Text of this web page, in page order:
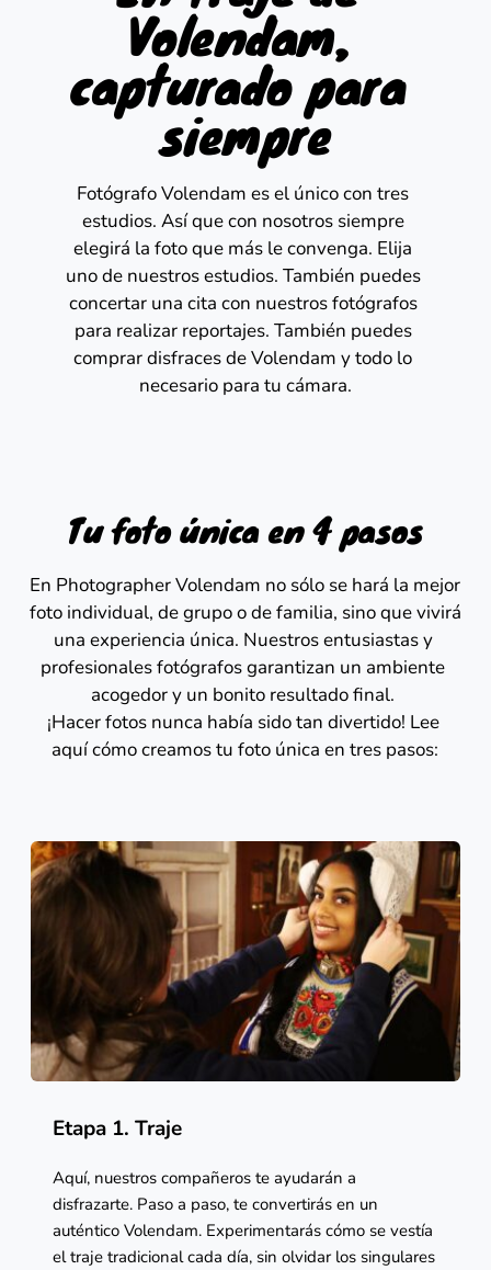
Volendam,
capturado para
siempre
Fotógrafo Volendam es el único con tres
estudios. Así que con nosotros siempre
elegirá la foto que más le convenga. Elija
uno de nuestros estudios. También puedes
concertar una cita con nuestros fotógrafos
para realizar reportajes. También puedes
comprar disfraces de Volendam y todo lo
necesario para tu cámara.
Tu foto única en 4 pasos
En Photographer Volendam no sólo se hará la mejor
foto individual, de grupo o de familia, sino que vivirá
una experiencia única. Nuestros entusiastas y
profesionales fotógrafos garantizan un ambiente
acogedor y un bonito resultado final.
¡Hacer fotos nunca había sido tan divertido! Lee
aquí cómo creamos tu foto única en tres pasos:
Etapa 1. Traje
Aquí, nuestros compañeros te ayudarán a
disfrazarte. Paso a paso, te convertirás en un
auténtico Volendam. Experimentarás cómo se vestía
el traje tradicional cada día, sin olvidar los singulares